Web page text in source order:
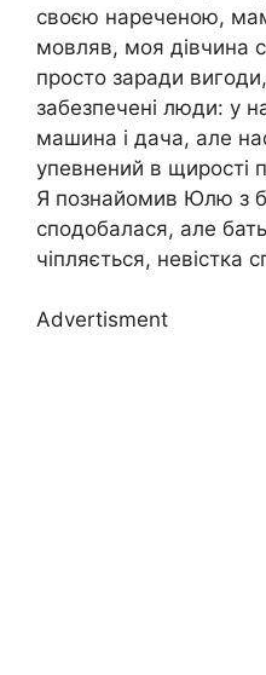
своєю нареченою,
мовляв, моя дівчина
просто заради
забезпечені люди: у
машина і дача, але
упевнений в щирості
Я познайомив Юлю з
сподобалася, але
чіпляється, невістка
Advertisment